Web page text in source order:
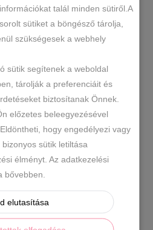
,Táskák
kézitáska m373 prestige
, Prestige kézitáska
LEÍRÁS
is
talál minden sütiről.A
sütiket a böngésző tárolja,
szükségesek a webhely
sütik segítenek a weboldal
tárolják a preferenciáit és
biztosítanak Önnek.
előzetes beleegyezésével
hogy engedélyezi vagy
sütik letiltása
élményt. Az adatkezelési
bővebben.
elutasítása